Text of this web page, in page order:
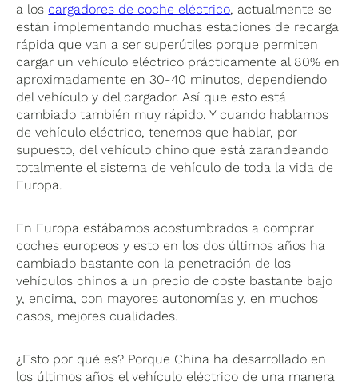
a los cargadores de coche eléctrico, actualmente se
están implementando muchas estaciones de recarga
rápida que van a ser superútiles porque permiten
cargar un vehículo eléctrico prácticamente al 80% en
aproximadamente en 30-40 minutos, dependiendo
del vehículo y del cargador. Así que esto está
cambiado también muy rápido. Y cuando hablamos
de vehículo eléctrico, tenemos que hablar, por
supuesto, del vehículo chino que está zarandeando
totalmente el sistema de vehículo de toda la vida de
Europa.
En Europa estábamos acostumbrados a comprar
coches europeos y esto en los dos últimos años ha
cambiado bastante con la penetración de los
vehículos chinos a un precio de coste bastante bajo
y, encima, con mayores autonomías y, en muchos
casos, mejores cualidades.
¿Esto por qué es? Porque China ha desarrollado en
los últimos años el vehículo eléctrico de una manera